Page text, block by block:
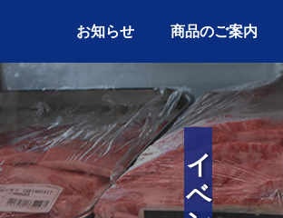
お知らせ 商品のご案内